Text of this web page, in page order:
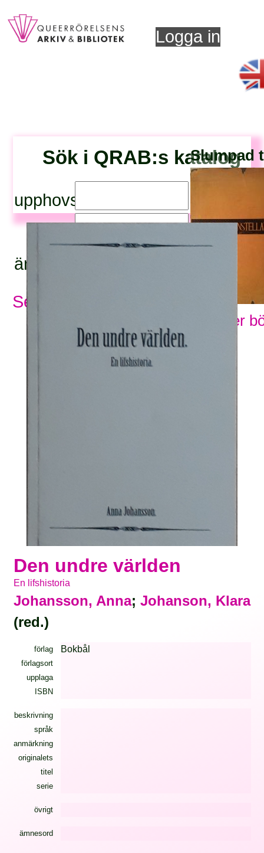
Logga in
Sök i QRAB:s katalog
upphovsperson:
ämnesord:
Se alla ämnesord
Slumpad
Visa fler
Den undre världen
En lifshistoria
Johansson, Anna; Johanson, Klara
(red.)
förlag Bokbål
förlagsort
upplaga
ISBN
beskrivning
språk
anmärkning
originalets
titel
serie
övrigt
ämnesord